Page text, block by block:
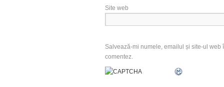
Site web
Salvează-mi numele, emailul și site-ul
comentez.